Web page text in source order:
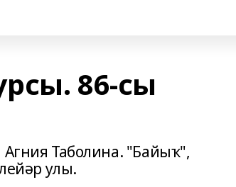
86-сы
Таболина. "Байыҡ",
улы.